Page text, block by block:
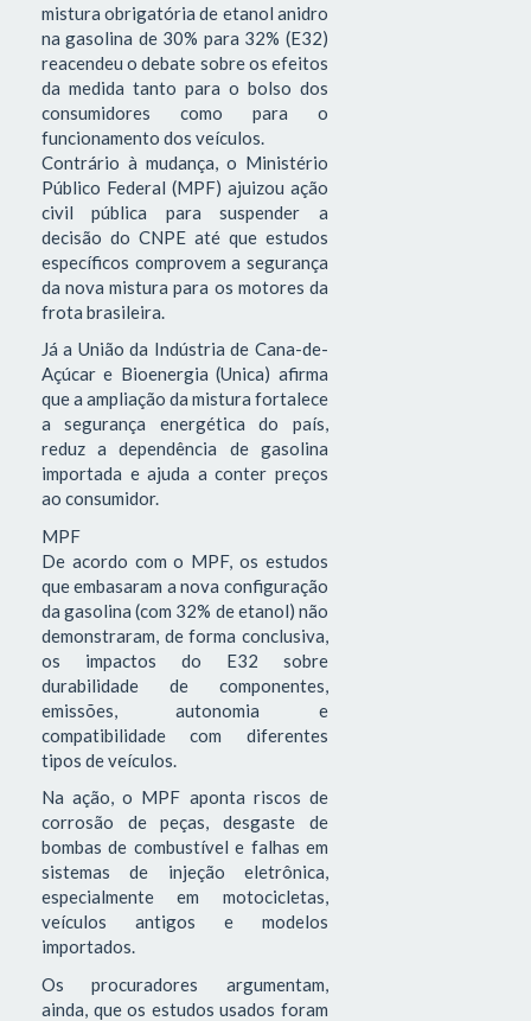
mistura obrigatória de etanol anidro
na gasolina de 30% para 32% (E32)
reacendeu o debate sobre os efeitos
da medida tanto para o bolso dos
consumidores como para o
funcionamento dos veículos.
Contrário à mudança, o Ministério
Público Federal (MPF) ajuizou ação
civil pública para suspender a
decisão do CNPE até que estudos
específicos comprovem a segurança
da nova mistura para os motores da
frota brasileira.
Já a União da Indústria de Cana-de-
Açúcar e Bioenergia (Unica) afirma
que a ampliação da mistura fortalece
a segurança energética do país,
reduz a dependência de gasolina
importada e ajuda a conter preços
ao consumidor.
MPF
De acordo com o MPF, os estudos
que embasaram a nova configuração
da gasolina (com 32% de etanol) não
demonstraram, de forma conclusiva,
os impactos do E32 sobre
durabilidade de componentes,
emissões, autonomia e
compatibilidade com diferentes
tipos de veículos.
Na ação, o MPF aponta riscos de
corrosão de peças, desgaste de
bombas de combustível e falhas em
sistemas de injeção eletrônica,
especialmente em motocicletas,
veículos antigos e modelos
importados.
Os procuradores argumentam,
ainda, que os estudos usados foram